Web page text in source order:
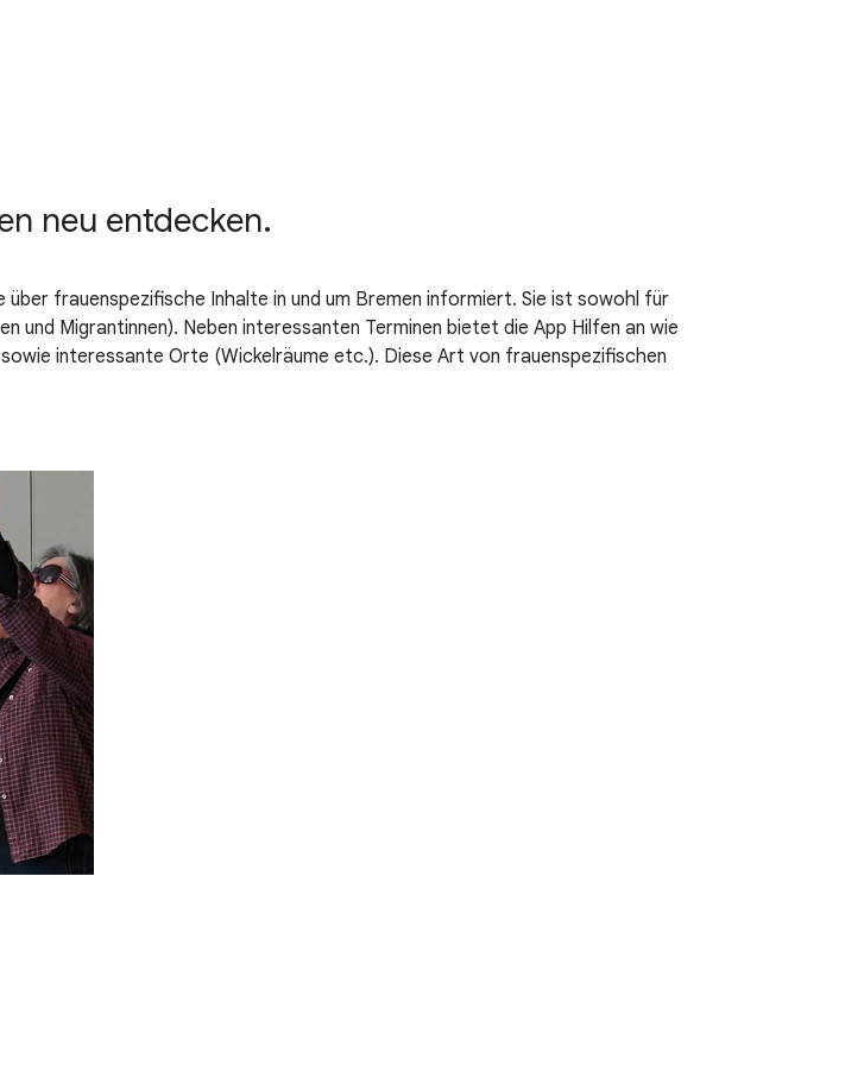
neu entdecken.
frauenspezifische Inhalte in und um Bremen informiert. Sie ist sowohl für
und Migrantinnen). Neben interessanten Terminen bietet die App Hilfen an wie
interessante Orte (Wickelräume etc.). Diese Art von frauenspezifischen